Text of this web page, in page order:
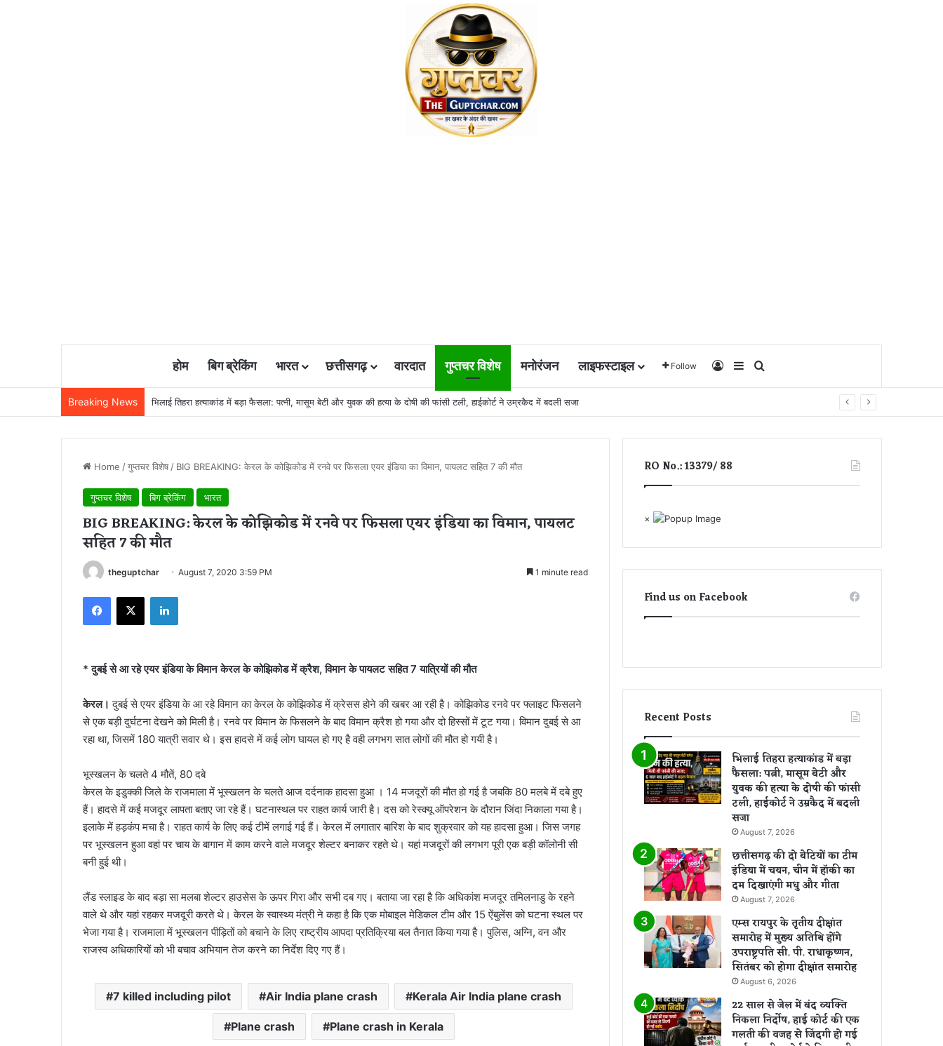
होम बिग ब्रेकिंग भारत छत्तीसगढ़ वारदात गुप्तचर विशेष मनोरंजन लाइफस्टाइल Follow Log InSidebar
Breaking News भिलाई तिहरा हत्याकांड में बड़ा फैसला: पत्नी, मासूम बेटी और युवक की हत्या के दोषी की फांसी टली, हाईकोर्ट ने उम्रकैद में बदली सजा
Home /गुप्तचर विशेष / BIG BREAKING: केरल के कोझिकोड में रनवे पर फिसला एयर इंडिया का विमान, पायलट सहित 7 की मौत
गुप्तचर विशेष बिग ब्रेकिंग भारत
BIG BREAKING: केरल के कोझिकोड में रनवे पर फिसला एयर इंडिया का विमान, पायलट
सहित 7 की मौत
theguptchar August 7, 2020 3:59 PM 1 minute read
* दुबई से आ रहे एयर इंडिया के विमान केरल के कोझिकोड में क्रैश, विमान के पायलट सहित 7 यात्रियों की मौत
केरल। दुबई से एयर इंडिया के आ रहे विमान का केरल के कोझिकोड में क्रेसस होने की खबर आ रही है। कोझिकोड रनवे पर फ्लाइट फिसलने
से एक बड़ी दुर्घटना देखने को मिली है। रनवे पर विमान के फिसलने के बाद विमान क्रैश हो गया और दो हिस्सों में टूट गया। विमान दुबई से आ
रहा था, जिसमें 180 यात्री सवार थे। इस हादसे में कई लोग घायल हो गए है वही लगभग सात लोगों की मौत हो गयी है।
भूस्खलन के चलते 4 मौतें, 80 दबे
केरल के इडुक्की जिले के राजमाला में भूस्खलन के चलते आज दर्दनाक हादसा हुआ । 14 मजदूरों की मौत हो गई है जबकि 80 मलबे में दबे हुए
हैं। हादसे में कई मजदूर लापता बताए जा रहे हैं। घटनास्थल पर राहत कार्य जारी है। दस को रेस्क्यू ऑपरेशन के दौरान जिंदा निकाला गया है।
इलाके में हड़कंप मचा है। राहत कार्य के लिए कई टीमें लगाई गई हैं। केरल में लगातार बारिश के बाद शुक्रवार को यह हादसा हुआ। जिस जगह
पर भूस्खलन हुआ वहां पर चाय के बागान में काम करने वाले मजदूर शेल्टर बनाकर रहते थे। यहां मजदूरों की लगभग पूरी एक बड़ी कॉलोनी सी
बनी हुई थी।
लैंड स्लाइड के बाद बड़ा सा मलबा शेल्टर हाउसेस के ऊपर गिरा और सभी दब गए। बताया जा रहा है कि अधिकांश मजदूर तमिलनाडु के रहने
वाले थे और यहां रहकर मजदूरी करते थे। केरल के स्वास्थ्य मंत्री ने कहा है कि एक मोबाइल मेडिकल टीम और 15 ऐंबुलेंस को घटना स्थल पर
भेजा गया है। राजमाला में भूस्खलन पीड़ितों को बचाने के लिए राष्ट्रीय आपदा प्रतिक्रिया बल तैनात किया गया है। पुलिस, अग्नि, वन और
राजस्व अधिकारियों को भी बचाव अभियान तेज करने का निर्देश दिए गए हैं।
7 killed including pilot Air India plane crash Kerala Air India plane crash
Plane crash Plane crash in Kerala
RO No.: 13379/ 88
×
Find us on Facebook
Recent Posts
भिलाई तिहरा हत्याकांड में बड़ा
फैसला: पत्नी, मासूम बेटी और
युवक की हत्या के दोषी की फांसी
टली, हाईकोर्ट ने उम्रकैद में बदली
सजा
August 7, 2026
छत्तीसगढ़ की दो बेटियों का टीम
इंडिया में चयन, चीन में हॉकी का
दम दिखाएंगी मधु और गीता
August 7, 2026
एम्स रायपुर के तृतीय दीक्षांत
समारोह में मुख्य अतिथि होंगे
उपराष्ट्रपति सी. पी. राधाकृष्णन,
सितंबर को होगा दीक्षांत समारोह
August 6, 2026
22 साल से जेल में बंद व्यक्ति
निकला निर्दोष, हाई कोर्ट की एक
गलती की वजह से जिंदगी हो गई